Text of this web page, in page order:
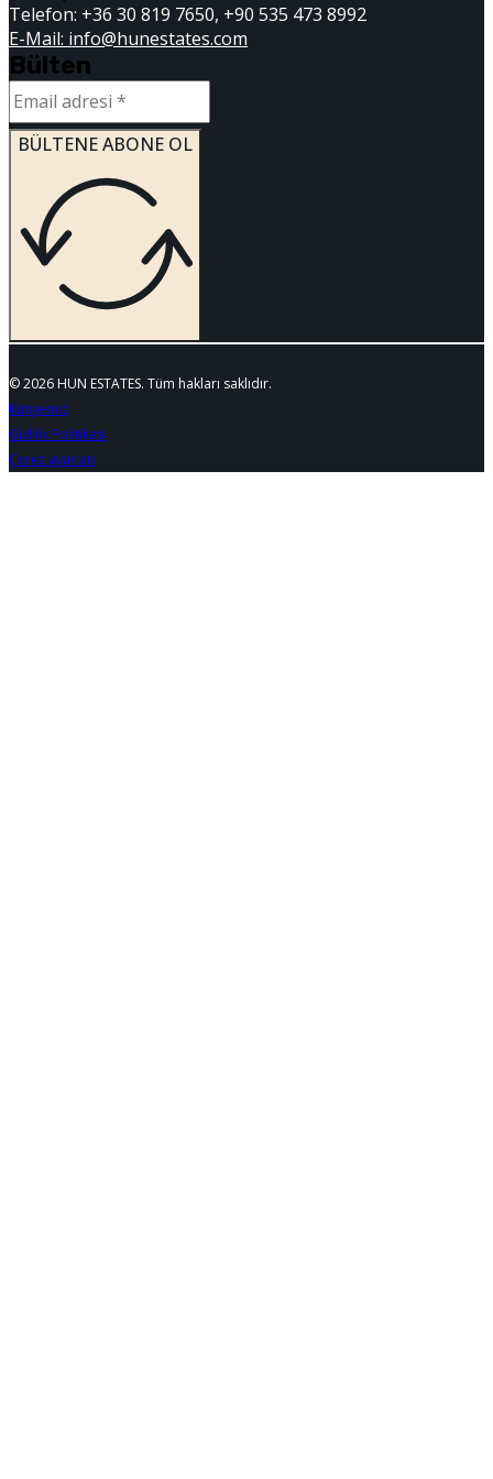
Telefon: +36 30 819 7650, +90 535 473 8992
E-Mail: info@hunestates.com
Bülten
BÜLTENE ABONE OL
© 2026 HUN ESTATES. Tüm hakları saklıdır.
Künyemiz
Gizlilik Politikası
Çerez ayarları